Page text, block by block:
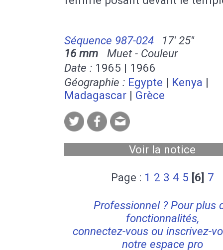
Séquence 987-024
17' 25''
16 mm Muet - Couleur
Date : 1965 | 1966
Géographie : Egypte | Kenya |
Madagascar | Grèce
Voir la notice
Page : 1 2 3 4 5 [6] 7
Professionnel ? Pour plus
fonctionnalités,
connectez-vous ou inscrivez-
notre espace pro